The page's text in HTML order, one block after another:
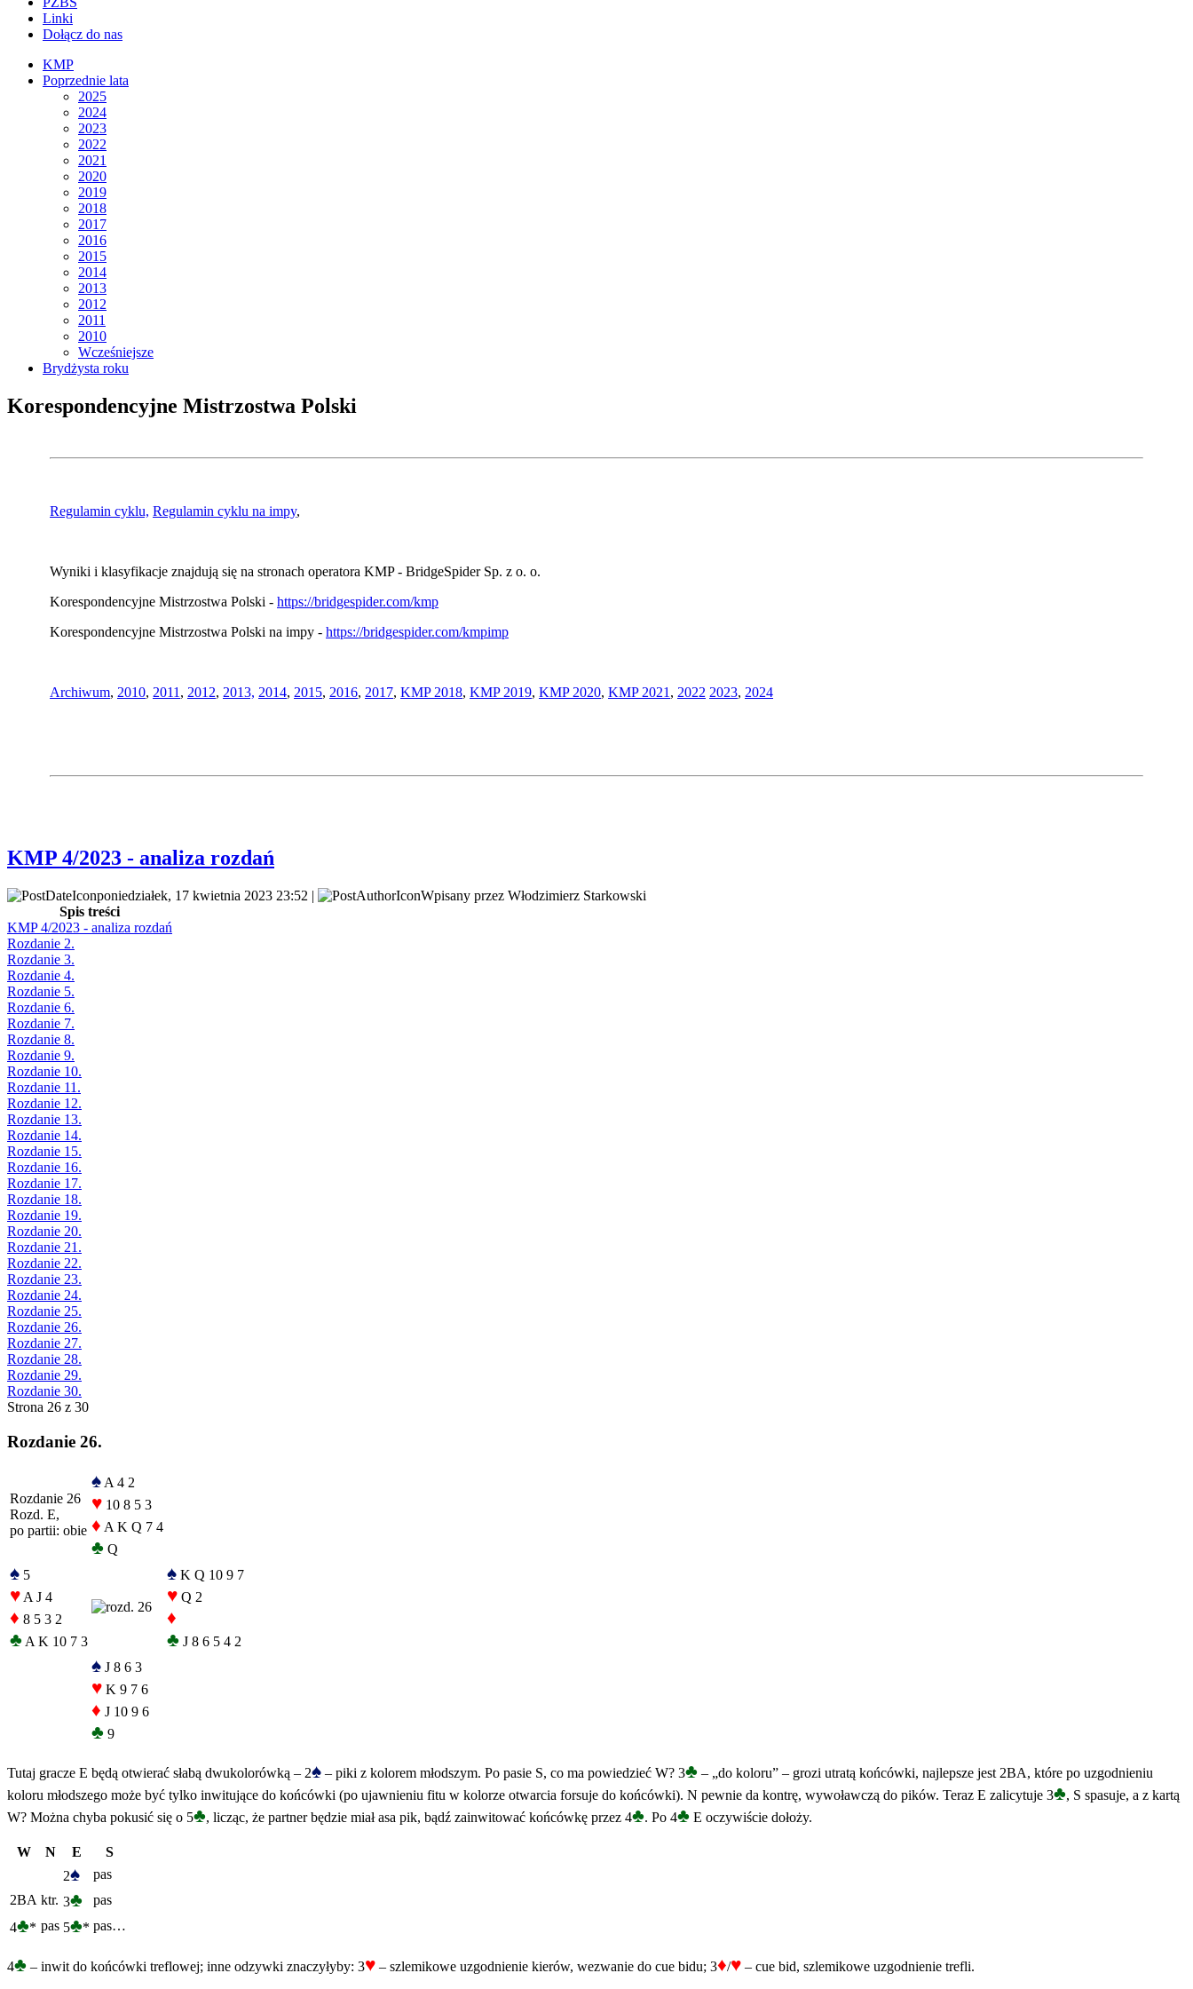
Linki
Dołącz do nas
KMP
Poprzednie lata
2025
2024
2023
2022
2021
2020
2019
2018
2017
2016
2015
2014
2013
2012
2011
2010
Wcześniejsze
Brydżysta roku
Korespondencyjne Mistrzostwa Polski
Regulamin cyklu, Regulamin cyklu na impy,
Wyniki i klasyfikacje znajdują się na stronach operatora KMP - BridgeSpider Sp. z o. o.
Korespondencyjne Mistrzostwa Polski - https://bridgespider.com/kmp
Korespondencyjne Mistrzostwa Polski na impy - https://bridgespider.com/kmpimp
Archiwum, 2010, 2011 , 2012, 2013, 2014, 2015, 2016, 2017, KMP 2018, KMP 2019, KMP 2020, KMP 2021 , 2022 2023, 2024
KMP 4/2023 - analiza rozdań
poniedziałek, 17 kwietnia 2023 23:52 |
Wpisany przez Włodzimierz Starkowski
Spis treści
KMP 4/2023 - analiza rozdań
Rozdanie 2.
Rozdanie 3.
Rozdanie 4.
Rozdanie 5.
Rozdanie 6.
Rozdanie 7.
Rozdanie 8.
Rozdanie 9.
Rozdanie 10.
Rozdanie 11.
Rozdanie 12.
Rozdanie 13.
Rozdanie 14.
Rozdanie 15.
Rozdanie 16.
Rozdanie 17.
Rozdanie 18.
Rozdanie 19.
Rozdanie 20.
Rozdanie 21.
Rozdanie 22.
Rozdanie 23.
Rozdanie 24.
Rozdanie 25.
Rozdanie 26.
Rozdanie 27.
Rozdanie 28.
Rozdanie 29.
Rozdanie 30.
Strona 26 z 30
Rozdanie 26.
Rozdanie 26
Rozd. E,
po partii: obie
♠ A 4 2
♥ 10 8 5 3
♦ A K Q 7 4
♣ Q
♠ 5
♥ A J 4
♦ 8 5 3 2
♣ A K 10 7 3
♠ K Q 10 9 7
♥ Q 2
♦
♣ J 8 6 5 4 2
♠ J 8 6 3
♥ K 9 7 6
♦ J 10 9 6
♣ 9
Tutaj gracze E będą otwierać słabą dwukolorówką – 2♠ – piki z kolorem młodszym. Po pasie S, co ma powiedzieć W? 3♣ – „do koloru” – grozi utratą końcówki, najlepsze jest 2BA, które po uzgodnieniu
koloru młodszego może być tylko inwitujące do końcówki (po ujawnieniu fitu w kolorze otwarcia forsuje do końcówki). N pewnie da kontrę, wywoławczą do pików. Teraz E zalicytuje 3♣, S spasuje, a z kartą
W? Można chyba pokusić się o 5♣, licząc, że partner będzie miał asa pik, bądź zainwitować końcówkę przez 4♣. Po 4♣ E oczywiście dołoży.
W N E
S
2♠
pas
2BA ktr. 3♣
pas
4♣* pas 5♣* pas…
4♣ – inwit do końcówki treflowej; inne odzywki znaczyłyby: 3♥ – szlemikowe uzgodnienie kierów, wezwanie do cue bidu; 3♦/♥ – cue bid, szlemikowe uzgodnienie trefli.